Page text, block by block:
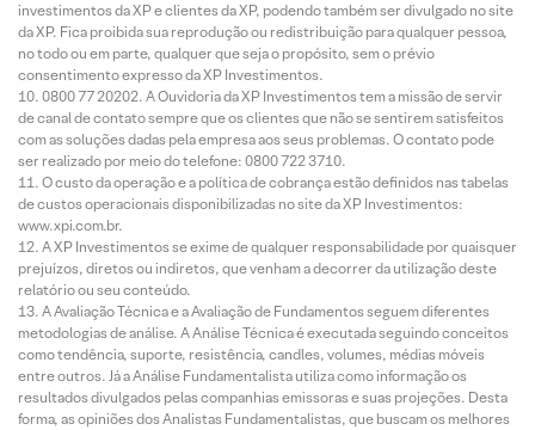
investimentos da XP e clientes da XP, podendo também ser divulgado no site
da XP. Fica proibida sua reprodução ou redistribuição para qualquer pessoa,
no todo ou em parte, qualquer que seja o propósito, sem o prévio
consentimento expresso da XP Investimentos.
0800 77 20202. A Ouvidoria da XP Investimentos tem a missão de servir
de canal de contato sempre que os clientes que não se sentirem satisfeitos
com as soluções dadas pela empresa aos seus problemas. O contato pode
ser realizado por meio do telefone: 0800 722 3710.
O custo da operação e a política de cobrança estão definidos nas tabelas
de custos operacionais disponibilizadas no site da XP Investimentos:
www.xpi.com.br.
A XP Investimentos se exime de qualquer responsabilidade por quaisquer
prejuízos, diretos ou indiretos, que venham a decorrer da utilização deste
relatório ou seu conteúdo.
A Avaliação Técnica e a Avaliação de Fundamentos seguem diferentes
metodologias de análise. A Análise Técnica é executada seguindo conceitos
como tendência, suporte, resistência, candles, volumes, médias móveis
entre outros. Já a Análise Fundamentalista utiliza como informação os
resultados divulgados pelas companhias emissoras e suas projeções. Desta
forma, as opiniões dos Analistas Fundamentalistas, que buscam os melhores